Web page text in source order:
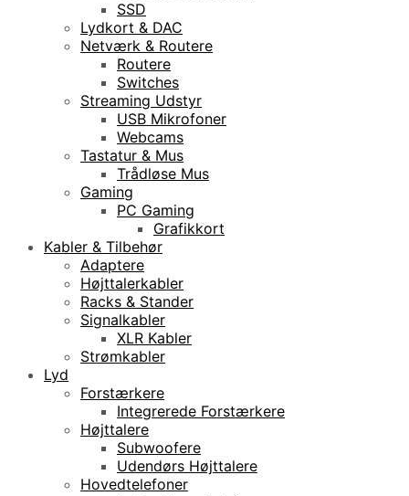
SSD
Lydkort & DAC
Netværk & Routere
Routere
Switches
Streaming Udstyr
USB Mikrofoner
Webcams
Tastatur & Mus
Trådløse Mus
Gaming
PC Gaming
Grafikkort
Kabler & Tilbehør
Adaptere
Højttalerkabler
Racks & Stander
Signalkabler
XLR Kabler
Strømkabler
Lyd
Forstærkere
Integrerede Forstærkere
Højttalere
Subwoofere
Udendørs Højttalere
Hovedtelefoner